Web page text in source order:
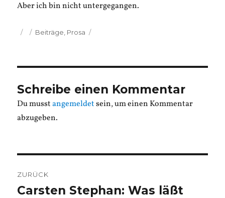
Aber ich bin nicht untergegangen.
Veröffentlicht
Kategorien
Beiträge Prosa
Schreibe einen Kommentar
Du musstangemeldetsein, um einen Kommentar
abzugeben.
ZURÜCK
Vorheriger
Carsten Stephan: Was läßt